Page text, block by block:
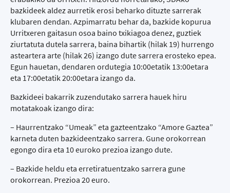
bazkideek aldez aurretik erosi beharko dituzte sarrerak
klubaren dendan. Azpimarratu behar da, bazkide kopurua
Urritxeren gaitasun osoa baino txikiagoa denez, guztiek
ziurtatuta dutela sarrera, baina bihartik (hilak 19) hurrengo
asteartera arte (hilak 26) izango dute sarrera erosteko epea.
Egun hauetan, dendaren ordutegia 10:00etatik 13:00etara
eta 17:00etatik 20:00etara izango da.
Bazkideei bakarrik zuzendutako sarrera hauek hiru
motatakoak izango dira:
– Haurrentzako “Umeak” eta gazteentzako “Amore Gaztea”
karneta duten bazkideentzako sarrera. Gune orokorrean
egongo dira eta 10 euroko prezioa izango dute.
– Bazkide heldu eta erretiratuentzako sarrera gune
orokorrean. Prezioa 20 euro.